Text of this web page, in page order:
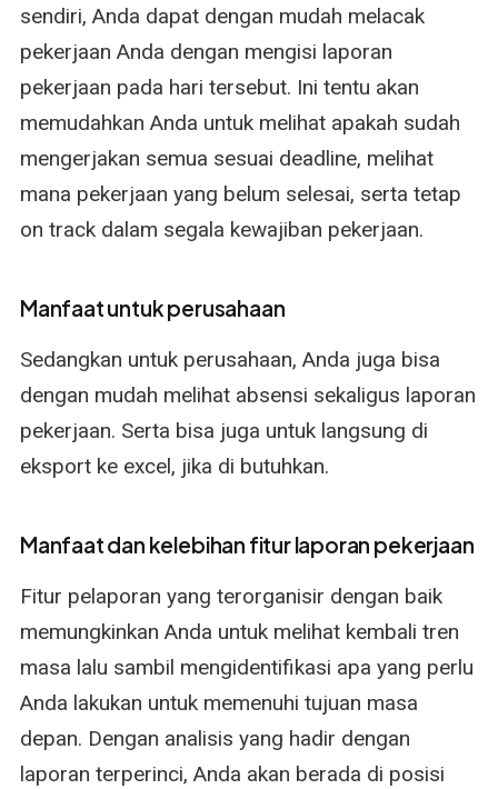
sendiri, Anda dapat dengan mudah melacak
pekerjaan Anda dengan mengisi laporan
pekerjaan pada hari tersebut. Ini tentu akan
memudahkan Anda untuk melihat apakah sudah
mengerjakan semua sesuai deadline, melihat
mana pekerjaan yang belum selesai, serta tetap
on track dalam segala kewajiban pekerjaan.
Manfaat untuk perusahaan
Sedangkan untuk perusahaan, Anda juga bisa
dengan mudah melihat absensi sekaligus laporan
pekerjaan. Serta bisa juga untuk langsung di
eksport ke excel, jika di butuhkan.
Manfaat dan kelebihan fitur laporan pekerjaan
Fitur pelaporan yang terorganisir dengan baik
memungkinkan Anda untuk melihat kembali tren
masa lalu sambil mengidentifikasi apa yang perlu
Anda lakukan untuk memenuhi tujuan masa
depan. Dengan analisis yang hadir dengan
laporan terperinci, Anda akan berada di posisi